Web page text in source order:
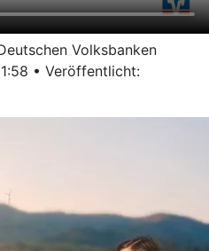
Volksbanken
• Veröffentlicht: